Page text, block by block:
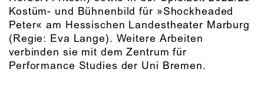
Kostüm- und Bühnenbild für »Shockheaded
Peter« am Hessischen Landestheater Marburg
(Regie: Eva Lange). Weitere Arbeiten
verbinden sie mit dem Zentrum für
Performance Studies der Uni Bremen.